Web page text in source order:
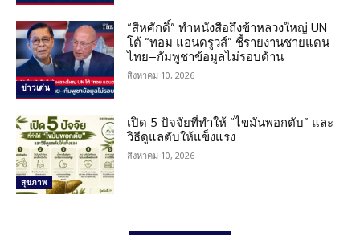
ข่าวเด่น
“สีหศักดิ์” ทำหนังสือถึงข้าหลวงใหญ่ UN
โต้ “ทอม แอนดรูวส์” ชี้รายงานชายแดน
ไทย–กัมพูชาข้อมูลไม่รอบด้าน
สิงหาคม 10, 2026
สุขภาพ
เปิด 5 ปัจจัยที่ทำให้ “ไขมันพอกตับ” และ
วิธีดูแลตับให้แข็งแรง
สิงหาคม 10, 2026